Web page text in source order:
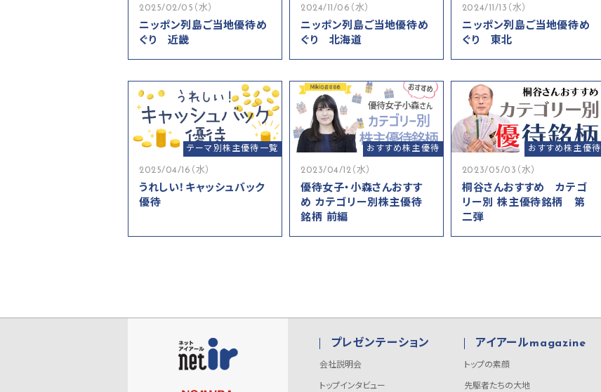
2025/02/05（水）
ニッポン列島ご当地優待め
ぐり 近畿
2024/11/06（水）
ニッポン列島ご当地優待め
ぐり 北海道
2024/11/13（水）
ニッポン列島ご当地優待め
ぐり 東北
テーマ別株主優待一覧
2025/04/16（水）
うれしい！キャッシュバック
優待
おすすめ株主優待
2023/04/12（水）
優待女子・小森さんおすす
め カテゴリー別株主優待
銘柄 前編
おすすめ株主優待
2023/05/03（水）
桐谷さんおすすめ カテゴ
リー別 株主優待銘柄 第
二弾
プレゼンテーション
会社説明会
トップインタビュー
アイアールmagazine
トップの素顔
先駆者たちの大地